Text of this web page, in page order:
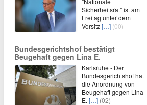
Sicherheitsrat" ist am
Freitag unter dem
Vorsitz[…] (00)
Bundesgerichtshof bestätigt
Beugehaft gegen Lina E.
Karlsruhe - Der
Bundesgerichtshof hat
die Anordnung von
Beugehaft gegen Lina
E. […] (02)